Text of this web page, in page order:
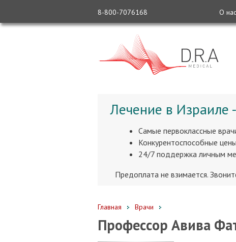
О нас
8-800-7076168
Лечение в Израиле
Самые первоклассные
Конкурентоспособные
24/7 поддержка личным
Предоплата не взимается.
Главная Врачи
Профессор Авива